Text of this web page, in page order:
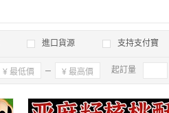
進口貨源 支持支付寶
確定 起訂量